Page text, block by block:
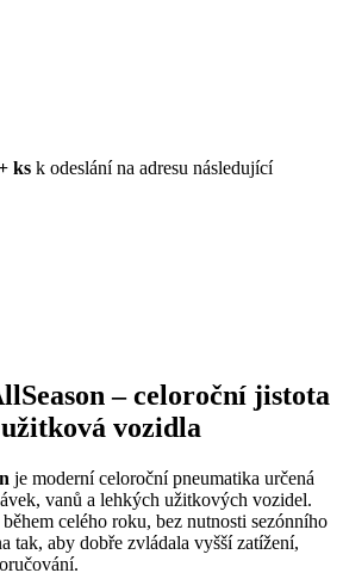
ks k odeslání na adresu následující
– celoroční jistota
vozidla
je moderní celoroční pneumatika určená
vanů a lehkých užitkových vozidel.
celého roku, bez nutnosti sezónního
tak, aby dobře zvládala vyšší zatížení,